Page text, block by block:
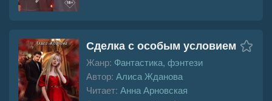
Сделка с особым условием
Жанр: Фантастика, фэнтези
Автор: Алиса Жданова
Читает: Анна Арновская